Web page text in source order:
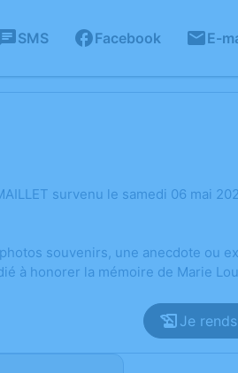
SMS Facebook E-
survenu le samedi 06 mai
souvenirs, une anecdote ou
à honorer la mémoire de Marie
Je